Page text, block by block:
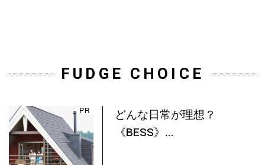
FUDGE CHOICE
どんな日常が理想？
《BESS》...